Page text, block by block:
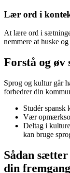
Lær ord i
At lære ord i
nemmere at huske
Forstå og øv
Sprog og kultur går
forbedrer din
Studér spansk
Vær
Deltag i
kan bruge
Sådan
din fremgang